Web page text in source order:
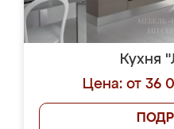
Кухня
Цена: от 36